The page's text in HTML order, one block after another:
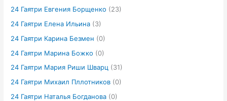
24 Гаятри Евгения Борщенко (23)
24 Гаятри Елена Ильина (3)
24 Гаятри Карина Безмен (0)
24 Гаятри Марина Божко (0)
24 Гаятри Мария Риши Шварц (31)
24 Гаятри Михаил Пллотников (0)
24 Гаятри Наталья Богданова (0)